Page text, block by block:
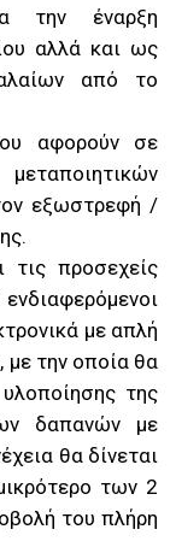
την έναρξη
αλλά και ως
από το
αφορούν σε
εξωστρεφή /
τις προσεχείς
με απλή
με την οποία θα
της
δαπανών με
θα δίνεται
των 2
του πλήρη